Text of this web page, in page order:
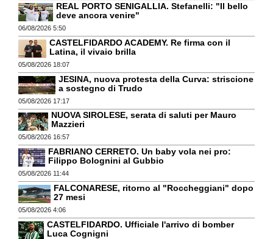
REAL PORTO SENIGALLIA. Stefanelli: "Il bello
deve ancora venire"
06/08/2026 5:50
CASTELFIDARDO ACADEMY. Re firma con il
Latina, il vivaio brilla
05/08/2026 18:07
JESINA, nuova protesta della Curva: striscione
a sostegno di Trudo
05/08/2026 17:17
NUOVA SIROLESE, serata di saluti per Mauro
Mazzieri
05/08/2026 16:57
FABRIANO CERRETO. Un baby vola nei pro:
Filippo Bolognini al Gubbio
05/08/2026 11:44
FALCONARESE, ritorno al "Roccheggiani" dopo
27 mesi
05/08/2026 4:06
CASTELFIDARDO. Ufficiale l'arrivo di bomber
Luca Cognigni